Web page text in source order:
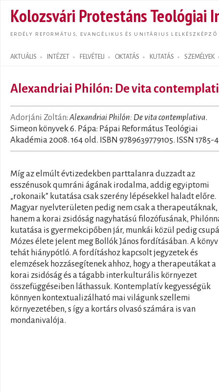
Kolozsvári Protestáns Teológiai
ERDÉLY REFORMÁTUS, EVANGÉLIKUS ÉS UNITÁRIUS LELKÉSZKÉPZŐ
AKTUÁLIS INTÉZET FELVÉTELI OKTATÁS KUTATÁS SZEMÉLYEK
Search form
Alexandriai Philón: De vita
Adorjáni Zoltán: Alexandriai Philón: De vita contemplativa.
Simeon könyvek 6. Pápa: Pápai Református Teológiai
Akadémia 2008. 164 old. ISBN 9789639779105. ISSN 1785-
Míg az elmúlt évtizedekben parttalanra duzzadt az
esszénusok qumráni ágának irodalma, addig egyiptomi
„rokonaik” kutatása csak szerény lépésekkel haladt előre.
Magyar nyelvterületen pedig nem csak a therapeutáknak,
hanem a korai zsidóság nagyhatású filozófusának,
kutatása is gyermekcipőben jár, munkái közül pedig
Mózes élete jelent meg Bollók János fordításában. A könyv
tehát hiánypótló. A fordításhoz kapcsolt jegyzetek és
elemzések hozzásegítenek ahhoz, hogy a therapeutákat a
korai zsidóság és a tágabb interkulturális környezet
összefüggéseiben láthassuk. Kontemplatív kegyességük
könnyen kontextualizálható mai világunk szellemi
környezetében, s így a kortárs olvasó számára is van
mondanivalója.